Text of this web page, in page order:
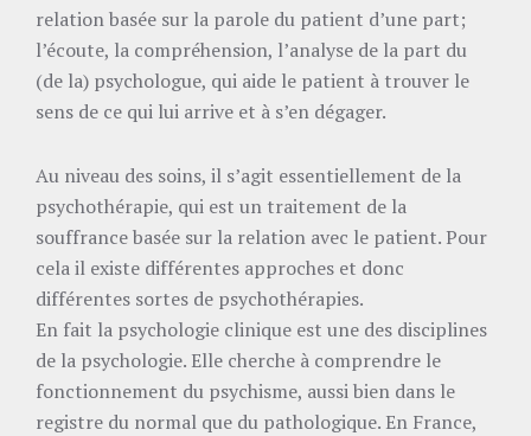
relation basée sur la parole du patient d’une part;
l’écoute, la compréhension, l’analyse de la part du
(de la) psychologue, qui aide le patient à trouver le
sens de ce qui lui arrive et à s’en dégager.
Au niveau des soins, il s’agit essentiellement de la
psychothérapie, qui est un traitement de la
souffrance basée sur la relation avec le patient. Pour
cela il existe différentes approches et donc
différentes sortes de psychothérapies.
En fait la psychologie clinique est une des disciplines
de la psychologie. Elle cherche à comprendre le
fonctionnement du psychisme, aussi bien dans le
registre du normal que du pathologique. En France,